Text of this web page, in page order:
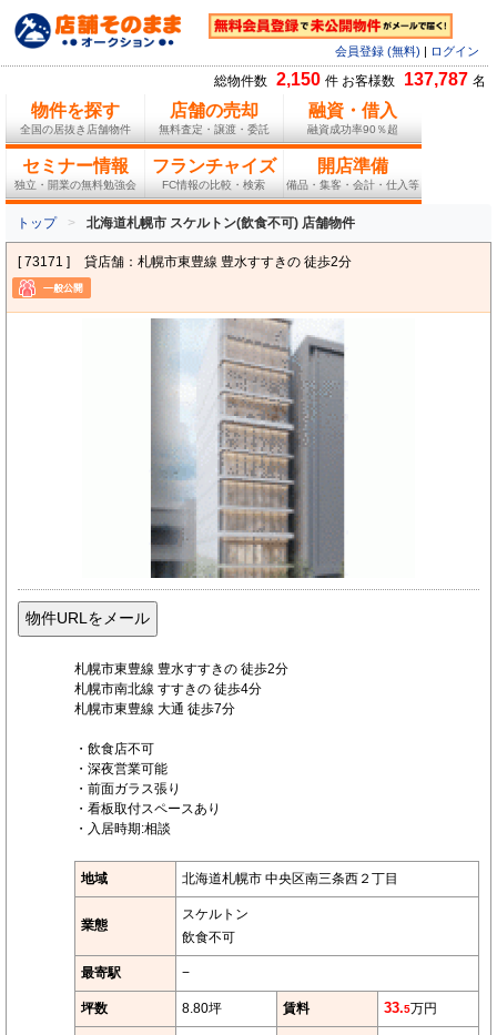
会員登録 (無料) ログイン
総物件数 2,150 件 お客様数 137,787 名
物件を探す
全国の居抜き店舗物件
店舗の売却
無料査定・譲渡・委託
融資・借入
融資成功率90％超
セミナー情報
独立・開業の無料勉強会
フランチャイズ
FC情報の比較・検索
開店準備
備品・集客・会計・仕入等
トップ 北海道札幌市 スケルトン(飲食不可) 店舗物件
[ 73171 ] 貸店舗：札幌市東豊線 豊水すすきの 徒歩2分
札幌市東豊線 豊水すすきの 徒歩2分
札幌市南北線 すすきの 徒歩4分
札幌市東豊線 大通 徒歩7分
・飲食店不可
・深夜営業可能
・前面ガラス張り
・看板取付スペースあり
・入居時期:相談
地域 北海道札幌市 中央区南三条西２丁目
業態
スケルトン
飲食不可
最寄駅 −
坪数 8.80坪 賃料 33.5万円